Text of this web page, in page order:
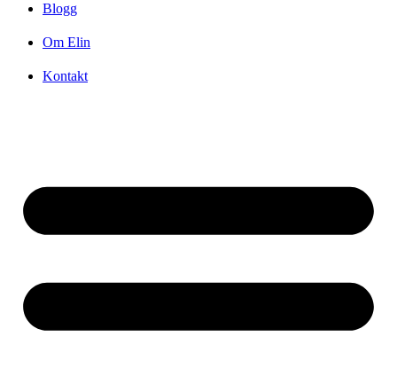
Blogg
Om Elin
Kontakt